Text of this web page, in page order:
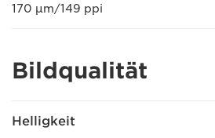
170 μm/149 ppi
Bildqualität
Helligkeit